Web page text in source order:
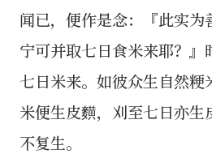
闻已，便作是念：『此实
宁可并取七日食米来耶？』
七日米来。如彼众生自然粳
米便生皮䵃，刈至七日亦生
不复生。